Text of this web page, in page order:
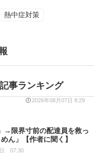
熱中症対策
事ランキング
2026年08月07日 8:29
→限界寸前の配達員を救っ
ん」【作者に聞く】
日 07:30